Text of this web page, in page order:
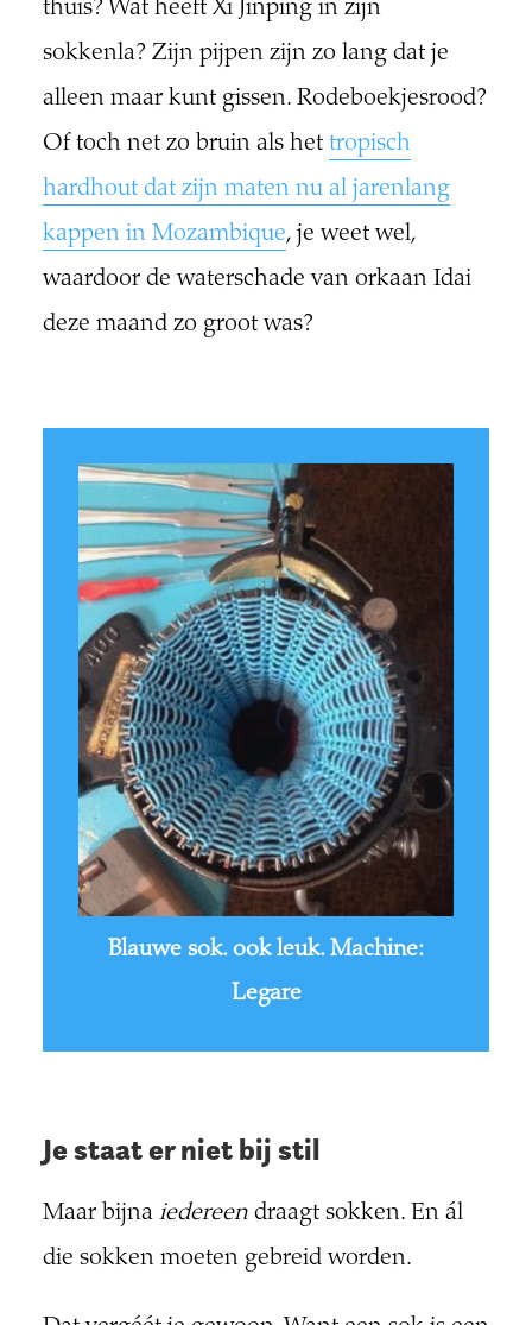
thuis? Wat heeft Xi Jinping in zijn
sokkenla? Zijn pijpen zijn zo lang dat je
alleen maar kunt gissen. Rodeboekjesrood?
Of toch net zo bruin als het tropisch
hardhout dat zijn maten nu al jarenlang
kappen in Mozambique, je weet wel,
waardoor de waterschade van orkaan Idai
deze maand zo groot was?
Blauwe sok. ook leuk. Machine:
Legare
Je staat er niet bij stil
Maar bijna iedereendraagt sokken. En ál
die sokken moeten gebreid worden.